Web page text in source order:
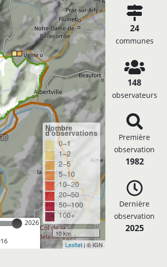
2026
Nombre
d'observations
0–1
1–2
2–5
5–10
10–20
20–50
50–100
100+
10 km
Leaflet| © IGN
24
communes
148
observateurs
Première
observation
1982
Dernière
observation
2025